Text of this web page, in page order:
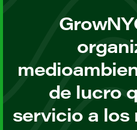
de lucro
servicio a los